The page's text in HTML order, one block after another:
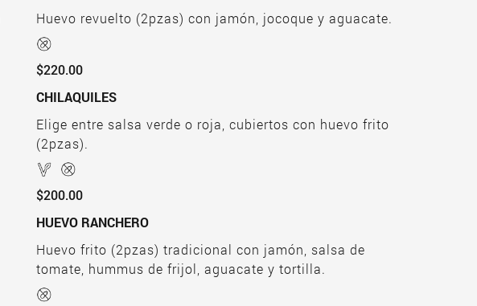
Huevo revuelto (2pzas) con jamón, jocoque y aguacate.
$220.00
CHILAQUILES
Elige entre salsa verde o roja, cubiertos con huevo frito
(2pzas).
$200.00
HUEVO RANCHERO
Huevo frito (2pzas) tradicional con jamón, salsa de
tomate, hummus de frijol, aguacate y tortilla.